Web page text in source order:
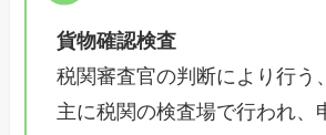
貨物確認検査
税関審査官の判断により行う
主に税関の検査場で行われ、